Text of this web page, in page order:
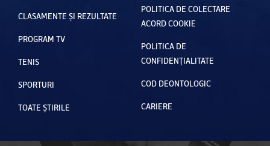
CLASAMENTE ȘI REZULTATE
PROGRAM TV
TENIS
SPORTURI
TOATE ȘTIRILE
POLITICA DE COLECTARE
ACORD COOKIE
POLITICA DE
CONFIDENȚIALITATE
COD DEONTOLOGIC
CARIERE